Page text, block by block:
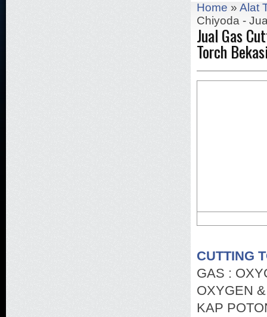
Home » Alat
Chiyoda -
Jual Gas
Torch
CUTTING
GAS :
OXYGEN
KAP